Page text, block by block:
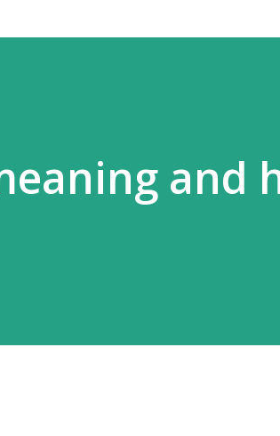
为，把入札仕様書交给工作人员，
告诉我： 入札仕様書最后一页有
前已经提交过一次。 因此，我
and